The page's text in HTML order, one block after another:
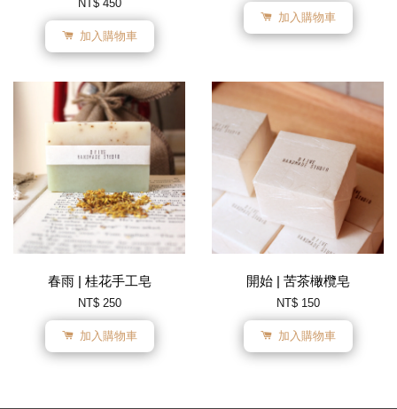
NT$ 450
加入購物車
加入購物車
春雨 | 桂花手工皂
NT$ 250
加入購物車
開始 | 苦茶橄欖皂
NT$ 150
加入購物車